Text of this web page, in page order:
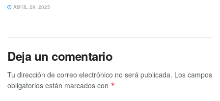
ABRIL 29, 2025
Deja un comentario
Tu dirección de correo electrónico no será publicada. Los campos
obligatorios están marcados con *